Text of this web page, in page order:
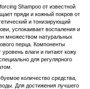
Shampoo от известной
пряди и кожный покров от
и тонизирующий
успокаивает воспаления и
множеством натуральных
перца. Компоненты
уровень влаги и питают кожу
для регулярного
количество средства,
Для достижения лучшего